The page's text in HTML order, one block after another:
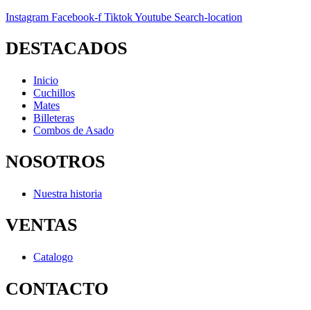
Instagram Facebook-f TiktokYoutube Search-location
DESTACADOS
Inicio
Cuchillos
Mates
Billeteras
Combos de Asado
NOSOTROS
Nuestra historia
VENTAS
Catalogo
CONTACTO